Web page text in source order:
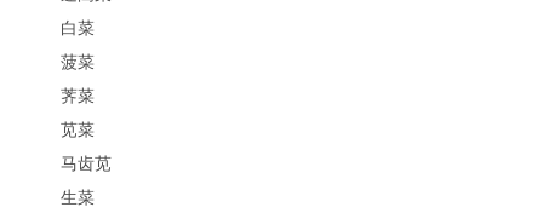
白菜
菠菜
荠菜
苋菜
马齿苋
生菜